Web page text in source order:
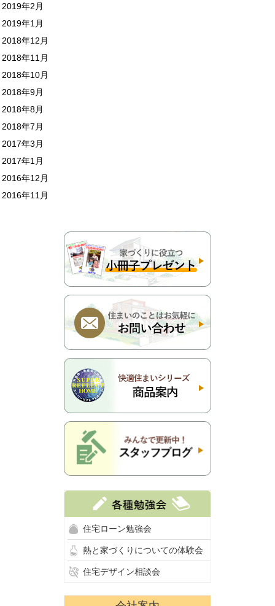
2019年2月
2019年1月
2018年12月
2018年11月
2018年10月
2018年9月
2018年8月
2018年7月
2017年3月
2017年1月
2016年12月
2016年11月
住宅ローン勉強会
熱と家づくりについての体験会
住宅デザイン相談会